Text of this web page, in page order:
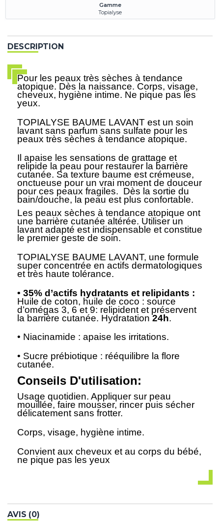
Gamme
Topialyse
DESCRIPTION
Pour les peaux très sèches à tendance
atopique. Dès la naissance. Corps, visage,
cheveux, hygiène intime. Ne pique pas les
yeux.
TOPIALYSE BAUME LAVANT est un soin
lavant sans parfum sans sulfate pour les
peaux très sèches à tendance atopique.
Il apaise les sensations de grattage et
relipide la peau pour restaurer la barrière
cutanée. Sa texture baume est crémeuse,
onctueuse pour un vrai moment de douceur
pour ces peaux fragiles. Dès la sortie du
bain/douche, la peau est plus confortable.
Les peaux sèches à tendance atopique ont
une barrière cutanée altérée. Utiliser un
lavant adapté est indispensable et constitue
le premier geste de soin.
TOPIALYSE BAUME LAVANT, une formule
super concentrée en actifs dermatologiques
et très haute tolérance.
• 35% d’actifs hydratants et relipidants :
Huile de coton, huile de coco : source
d’omégas 3, 6 et 9: relipident et préservent
la barrière cutanée. Hydratation24h.
• Niacinamide : apaise les irritations.
• Sucre prébiotique : rééquilibre la flore
cutanée.
Conseils D'utilisation:
Usage quotidien. Appliquer sur peau
mouillée, faire mousser, rincer puis sécher
délicatement sans frotter.
Corps, visage, hygiène intime.
Convient aux cheveux et au corps du bébé,
ne pique pas les yeux
AVIS (0)